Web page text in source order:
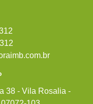
38 - Vila Rosalia -